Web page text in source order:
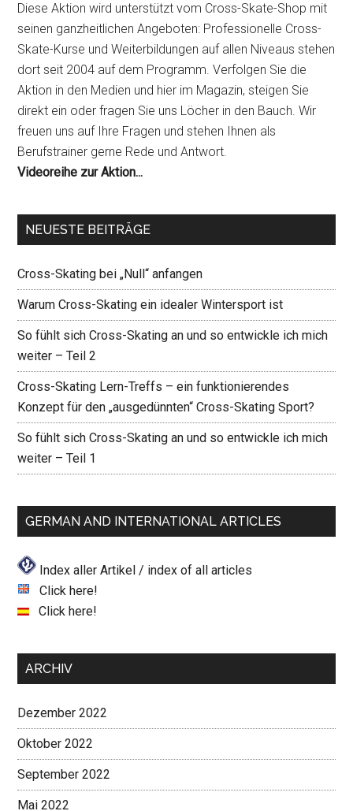
Diese Aktion wird unterstützt vom Cross-Skate-Shop mit
seinen ganzheitlichen Angeboten: Professionelle Cross-
Skate-Kurse und Weiterbildungen auf allen Niveaus stehen
dort seit 2004 auf dem Programm. Verfolgen Sie die
Aktion in den Medien und hier im Magazin, steigen Sie
direkt ein oder fragen Sie uns Löcher in den Bauch. Wir
freuen uns auf Ihre Fragen und stehen Ihnen als
Berufstrainer gerne Rede und Antwort.
Videoreihe zur Aktion...
NEUESTE BEITRÄGE
Cross-Skating bei „Null“ anfangen
Warum Cross-Skating ein idealer Wintersport ist
So fühlt sich Cross-Skating an und so entwickle ich mich
weiter – Teil 2
Cross-Skating Lern-Treffs – ein funktionierendes
Konzept für den „ausgedünnten“ Cross-Skating Sport?
So fühlt sich Cross-Skating an und so entwickle ich mich
weiter – Teil 1
GERMAN AND INTERNATIONAL ARTICLES
Index aller Artikel / index of all articles
Click here!
Click here!
ARCHIV
Dezember 2022
Oktober 2022
September 2022
Mai 2022